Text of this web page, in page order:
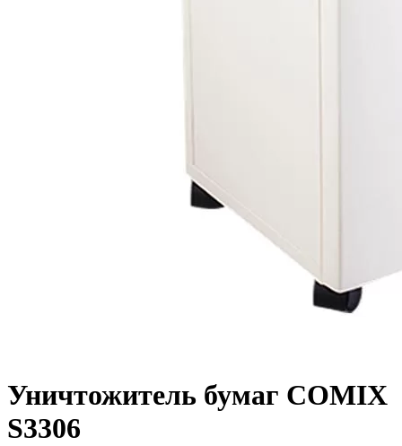
Уничтожитель бумаг COMIX
S3306